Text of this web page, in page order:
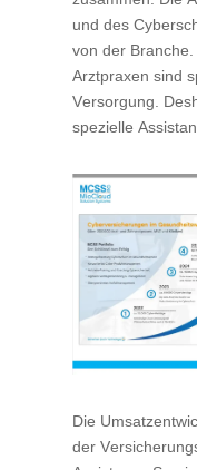
und des
von der
Arztpraxen sind
Versorgung.
spezielle
Die
der